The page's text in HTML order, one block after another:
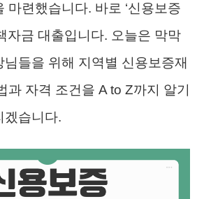
마련했습니다. 바로 ‘신용보증
자금 대출입니다. 오늘은 막막
들을 위해 지역별 신용보증재
과 자격 조건을 A to Z까지 알기
겠습니다.